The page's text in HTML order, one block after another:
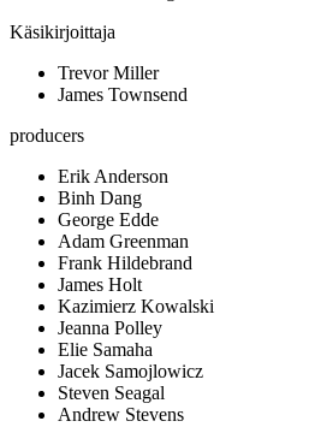
Käsikirjoittaja
Trevor Miller
James Townsend
producers
Erik Anderson
Binh Dang
George Edde
Adam Greenman
Frank Hildebrand
James Holt
Kazimierz Kowalski
Jeanna Polley
Elie Samaha
Jacek Samojlowicz
Steven Seagal
Andrew Stevens